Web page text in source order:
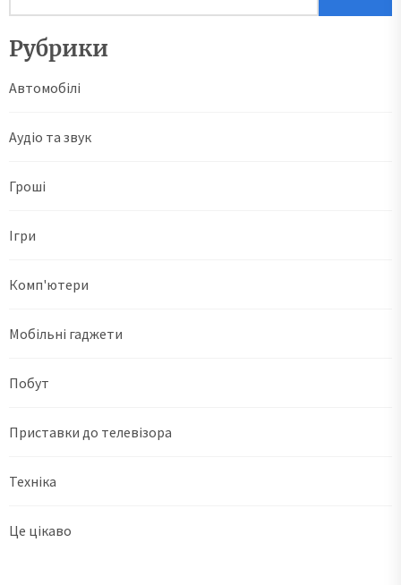
Рубрики
Автомобілі
Аудіо та звук
Гроші
Ігри
Комп'ютери
Мобільні гаджети
Побут
Приставки до телевізора
Техніка
Це цікаво